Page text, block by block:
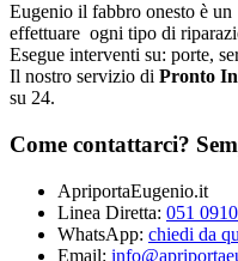
Eugenio il fabbro onesto è un
effettuare ogni tipo di
Esegue interventi su: porte,
Il nostro servizio di Pronto
su 24.
Come contattarci?
ApriportaEugenio.it
Linea Diretta: 051
WhatsApp: chiedi da
Email: